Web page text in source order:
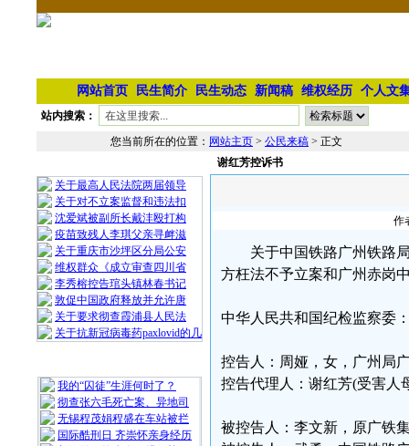
网站首页 民生简介 民生动态 新闻稿 维权经历 个人文
站内搜索：
您当前所在的位置： 网站主页 > 公民来稿 > 正文
关于最高人民法院两届领导
关于对不立案监督和违法扣
沈爱斌被副所长戴沣殴打构
疫苗致残人李琪父亲寻衅滋
关于重庆市沙坪区分局公安
维权群众《成立审查四川省
李秀榕控告琯头镇林春书记
敦促中国政府释放并允许唐
关于要求彻查霞浦县人民法
关于抗新冠病毒药paxlovid的几
我的“囚徒”生涯何时了？
彻查张六毛死亡案、异地司
无锡程茂娟程盛在车站被拦
国际酷刑日 齐崇怀亲身经历
谢红芳控诉书
作
关于中国铁路广州铁路
方枉法不予立案和广州赤岗
中华人民共和国纪检监察委
控告人：周娅，女，广州局
控告代理人：谢红芳(受害人
被控告人：李文新，原广铁